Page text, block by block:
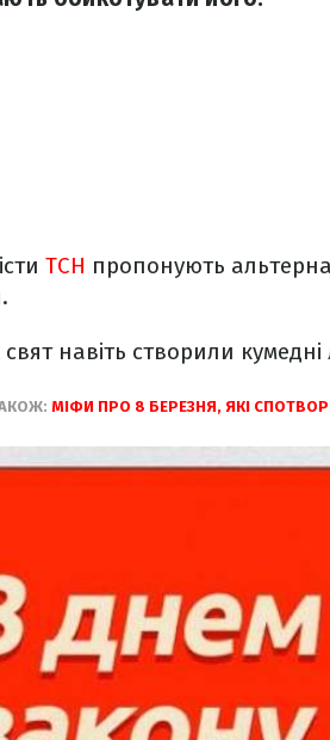
ТСН пропонують
навіть створили кумедні
МІФИ ПРО 8 БЕРЕЗНЯ, ЯКІ